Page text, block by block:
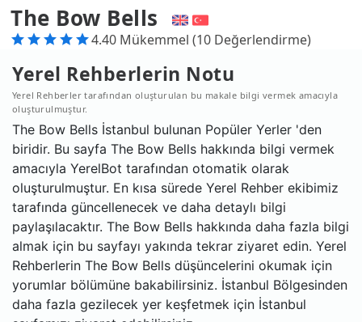
The Bow Bells
4.40 Mükemmel (10 Değerlendirme)
Yerel Rehberlerin Notu
Yerel Rehberler tarafından oluşturulan bu makale bilgi vermek amacıyla
oluşturulmuştur.
The Bow Bells İstanbul bulunan Popüler Yerler 'den
biridir. Bu sayfa The Bow Bells hakkında bilgi vermek
amacıyla YerelBot tarafından otomatik olarak
oluşturulmuştur. En kısa sürede Yerel Rehber ekibimiz
tarafında güncellenecek ve daha detaylı bilgi
paylaşılacaktır. The Bow Bells hakkında daha fazla bilgi
almak için bu sayfayı yakında tekrar ziyaret edin. Yerel
Rehberlerin The Bow Bells düşüncelerini okumak için
yorumlar bölümüne bakabilirsiniz. İstanbul Bölgesinden
daha fazla gezilecek yer keşfetmek için İstanbul